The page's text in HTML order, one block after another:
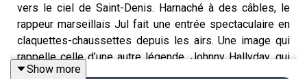
vers le ciel de Saint-Denis. Harnaché à des câbles, le
rappeur marseillais Jul fait une entrée spectaculaire en
claquettes-chaussettes depuis les airs. Une image qui
rappelle celle d’une autre légende, Johnny Hallyday, qui
le 5 septembre 1998, s’était fait hélitreuiller sur le toit du
Show more